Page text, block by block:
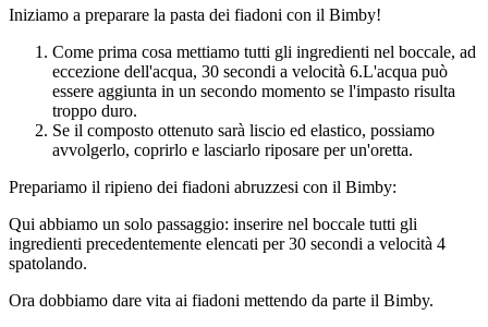
Iniziamo a preparare la pasta dei fiadoni con il Bimby!
Come prima cosa mettiamo tutti gli ingredienti nel boccale, ad
eccezione dell'acqua, 30 secondi a velocità 6.L'acqua può
essere aggiunta in un secondo momento se l'impasto risulta
troppo duro.
Se il composto ottenuto sarà liscio ed elastico, possiamo
avvolgerlo, coprirlo e lasciarlo riposare per un'oretta.
Prepariamo il ripieno dei fiadoni abruzzesi con il Bimby:
Qui abbiamo un solo passaggio: inserire nel boccale tutti gli
ingredienti precedentemente elencati per 30 secondi a velocità 4
spatolando.
Ora dobbiamo dare vita ai fiadoni mettendo da parte il Bimby.